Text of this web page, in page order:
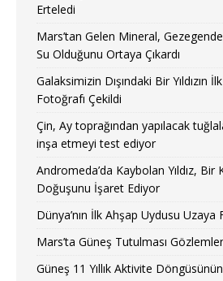
Erteledi
Mars’tan Gelen Mineral,
Su Olduğunu Ortaya Çıkardı
Galaksimizin Dışındaki Bir Yıldızın
Fotoğrafı Çekildi
Çin, Ay toprağından yapılacak
inşa etmeyi test ediyor
Andromeda’da Kaybolan Yıldız, Bir
Doğuşunu İşaret Ediyor
Dünya’nın İlk Ahşap Uydusu Uzaya
Mars’ta Güneş Tutulması
Güneş 11 Yıllık Aktivite